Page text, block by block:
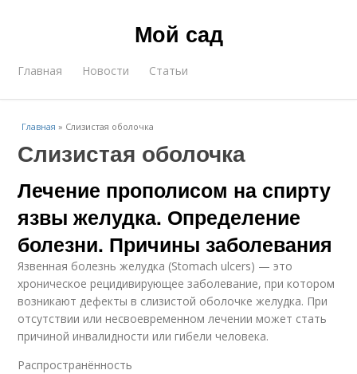
Мой сад
Главная Новости Статьи
Главная » Слизистая оболочка
Слизистая оболочка
Лечение прополисом на спирту
язвы желудка. Определение
болезни. Причины заболевания
Язвенная болезнь желудка (Stomach ulcers) — это
хроническое рецидивирующее заболевание, при котором
возникают дефекты в слизистой оболочке желудка. При
отсутствии или несвоевременном лечении может стать
причиной инвалидности или гибели человека.
Распространённость